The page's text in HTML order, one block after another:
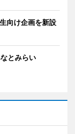
向け企画を新設
とみらい